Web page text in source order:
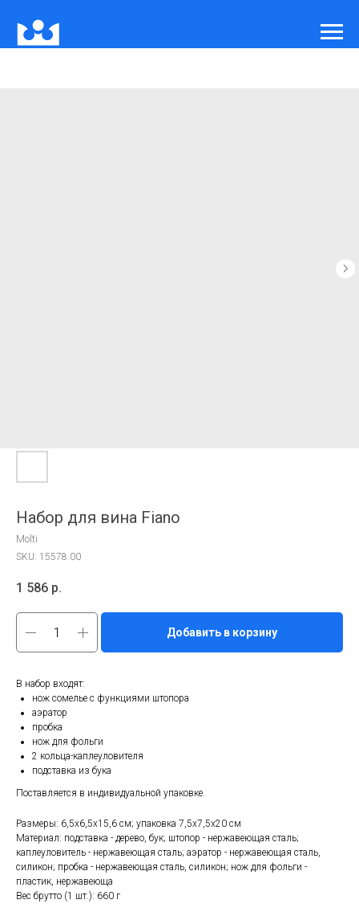
Набор для вина Fiano
Molti
SKU: 15578.00
1 586 р.
Добавить в корзину
В набор входят:
нож сомелье с функциями штопора
аэратор
пробка
нож для фольги
2 кольца-каплеуловителя
подставка из бука
Поставляется в индивидуальной упаковке.
Размеры: 6,5х6,5х15,6 см; упаковка 7,5х7,5х20 см
Материал: подставка - дерево, бук; штопор - нержавеющая сталь;
каплеуловитель - нержавеющая сталь; аэратор - нержавеющая сталь,
силикон; пробка - нержавеющая сталь, силикон; нож для фольги -
пластик, нержавеюща
Вес брутто (1 шт.): 660 г